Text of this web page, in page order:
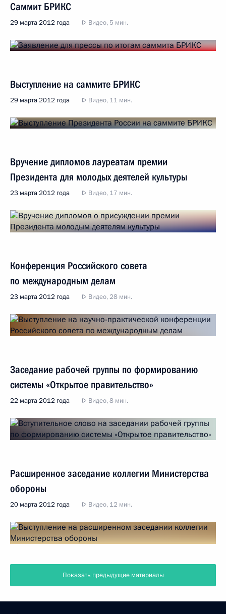
Саммит БРИКС
29 марта 2012 года Видео, 5 мин.
Выступление на саммите БРИКС
29 марта 2012 года Видео, 11 мин.
Вручение дипломов лауреатам премии
Президента для молодых деятелей культуры
23 марта 2012 года Видео, 17 мин.
Конференция Российского совета
по международным делам
23 марта 2012 года Видео, 28 мин.
Заседание рабочей группы по формированию
системы «Открытое правительство»
22 марта 2012 года Видео, 8 мин.
Расширенное заседание коллегии Министерства
обороны
20 марта 2012 года Видео, 12 мин.
Показать предыдущие материалы